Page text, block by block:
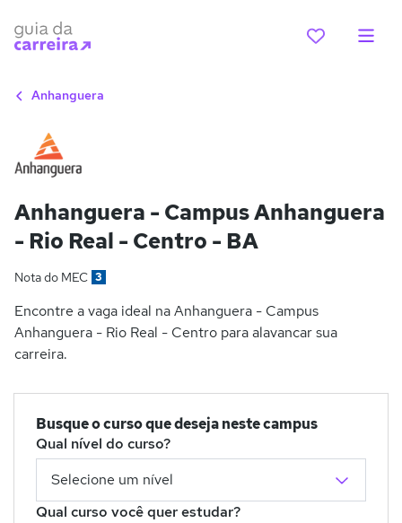
Anhanguera
Anhanguera - Campus Anhanguera
- Rio Real - Centro - BA
Nota do MEC 3
Encontre a vaga ideal na Anhanguera - Campus
Anhanguera - Rio Real - Centro para alavancar sua
carreira.
Busque o curso que deseja neste campus
Qual nível do curso?
Qual curso você quer estudar?